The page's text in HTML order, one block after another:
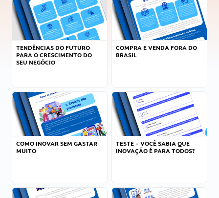
TENDÊNCIAS DO FUTURO
PARA O CRESCIMENTO DO
SEU NEGÓCIO
COMPRA E VENDA FORA DO
BRASIL
COMO INOVAR SEM GASTAR
MUITO
TESTE – VOCÊ SABIA QUE
INOVAÇÃO É PARA TODOS?